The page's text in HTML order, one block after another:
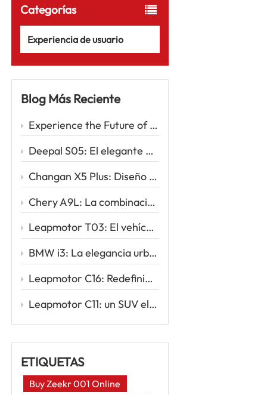
Categorías
Experiencia de usuario
Blog Más Reciente
Experience the Future of Driving with the Zeekr 001 – A Luxury EV Redefining Performance and Comfort Car
Deepal S05: El elegante SUV eléctrico que redefine la movilidad inteligente
Changan X5 Plus: Diseño deportivo, conducción potente, valor excepcional
Chery A9L: La combinación perfecta de sofisticación y rendimiento
Leapmotor T03: El vehículo eléctrico urbano inteligente para tu primer viaje eléctrico
BMW i3: La elegancia urbana se une a la innovación eléctrica
Leapmotor C16: Redefiniendo los viajes familiares con la potencia inteligente de los vehículos eléctricos
Leapmotor C11: un SUV eléctrico inteligente para la nueva era de la conducción
ETIQUETAS
Buy Zeekr 001 Online